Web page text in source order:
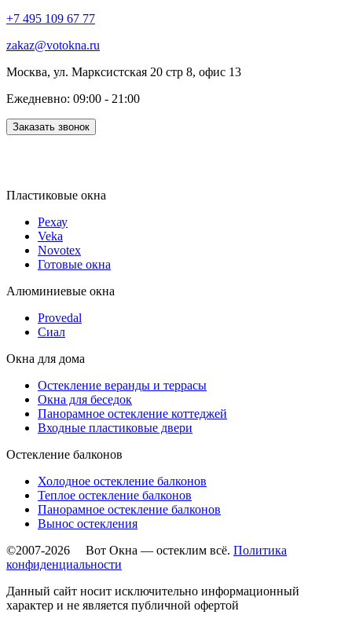
+7 495 109 67 77
zakaz@votokna.ru
Москва, ул. Марксистская 20 стр 8, офис 13
Ежедневно: 09:00 - 21:00
Заказать звонок
Пластиковые окна
Рехау
Veka
Novotex
Готовые окна
Алюминиевые окна
Provedal
Сиал
Окна для дома
Остекление веранды и террасы
Окна для беседок
Панорамное остекление коттеджей
Входные пластиковые двери
Остекление балконов
Холодное остекление балконов
Теплое остекление балконов
Панорамное остекление балконов
Вынос остекления
©2007-2026 Вот Окна — остеклим всё. Политика
конфиденциальности
Данный сайт носит исключительно информационный
характер и не является публичной офертой